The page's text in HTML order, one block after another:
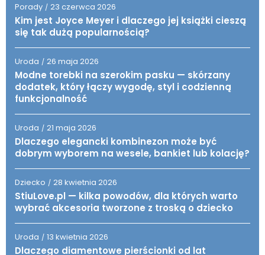
Porady / 23 czerwca 2026
Kim jest Joyce Meyer i dlaczego jej książki cieszą
się tak dużą popularnością?
Uroda / 26 maja 2026
Modne torebki na szerokim pasku — skórzany
dodatek, który łączy wygodę, styl i codzienną
funkcjonalność
Uroda / 21 maja 2026
Dlaczego elegancki kombinezon może być
dobrym wyborem na wesele, bankiet lub kolację?
Dziecko / 28 kwietnia 2026
StiuLove.pl — kilka powodów, dla których warto
wybrać akcesoria tworzone z troską o dziecko
Uroda / 13 kwietnia 2026
Dlaczego diamentowe pierścionki od lat